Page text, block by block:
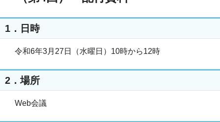
1．日時
令和6年3月27日（水曜日）10時から12時
2．場所
Web会議